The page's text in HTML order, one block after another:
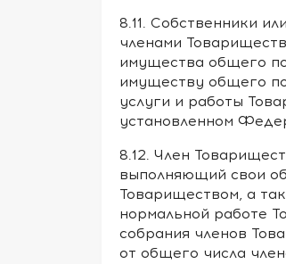
8.11. Собственники
членами
имущества общего
имуществу общего
услуги и работы
установленном
8.12. Член
выполняющий свои
Товариществом, а
нормальной работе
собрания членов
от общего числа